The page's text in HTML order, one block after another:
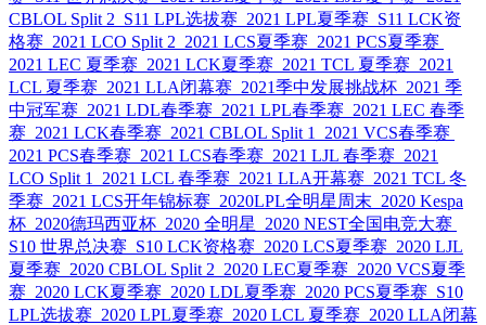
CBLOL Split 2 S11 LPL选拔赛 2021 LPL夏季赛 S11 LCK资
格赛 2021 LCO Split 2 2021 LCS夏季赛 2021 PCS夏季赛
2021 LEC 夏季赛 2021 LCK夏季赛 2021 TCL 夏季赛 2021
LCL 夏季赛 2021 LLA闭幕赛 2021季中发展挑战杯 2021 季
中冠军赛 2021 LDL春季赛 2021 LPL春季赛 2021 LEC 春季
赛 2021 LCK春季赛 2021 CBLOL Split 1
2021 VCS春季赛
2021 PCS春季赛 2021 LCS春季赛 2021 LJL 春季赛 2021
LCO Split 1
2021 LCL 春季赛 2021 LLA开幕赛 2021 TCL 冬
季赛 2021 LCS开年锦标赛 2020LPL全明星周末 2020 Kespa
杯 2020德玛西亚杯 2020 全明星
2020 NEST全国电竞大赛
S10 世界总决赛 S10 LCK资格赛 2020 LCS夏季赛 2020 LJL
夏季赛 2020 CBLOL Split 2 2020 LEC夏季赛 2020 VCS夏季
赛 2020 LCK夏季赛 2020 LDL夏季赛 2020 PCS夏季赛 S10
LPL选拔赛 2020 LPL夏季赛 2020 LCL 夏季赛 2020 LLA闭幕